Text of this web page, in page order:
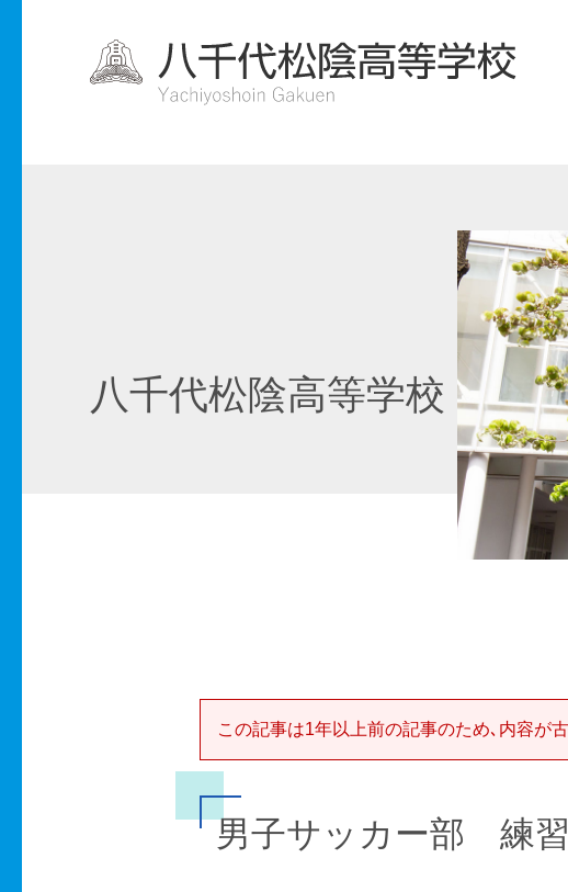
八千代松陰高等学校
この記事は1年以上前の記事のため､内容が
男子サッカー部 練